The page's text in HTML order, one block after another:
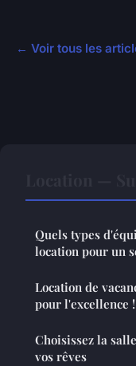
← Voir tous les
Quels types
location pour un
Location de
pour l'excellence !
Choisissez la
vos rêves